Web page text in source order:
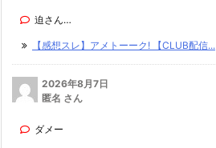
迫さん…
【感想スレ】アメトーーク! 【CLUB配信...
2026年8月7日
匿名 さん
ダメー